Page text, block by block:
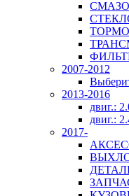
2007-2012
2013-2016
двиг.:
двиг.:
2017-